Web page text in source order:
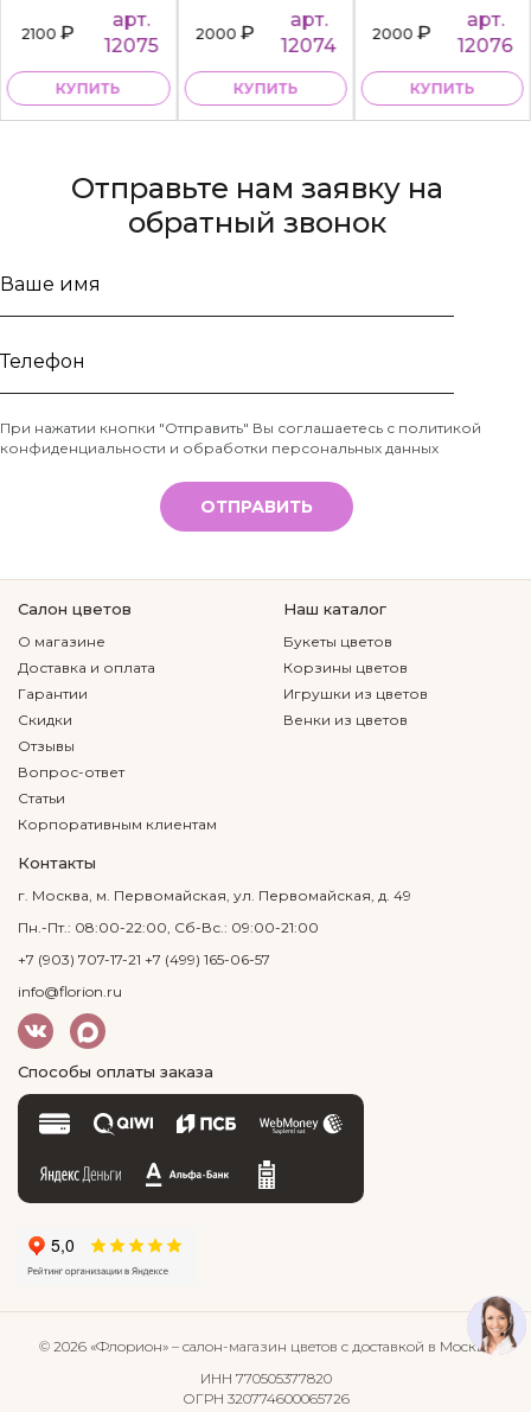
2100₽
арт.
12075
КУПИТЬ
2000₽
арт.
12074
КУПИТЬ
2000₽
арт.
12076
КУПИТЬ
Отправьте нам заявку на
обратный звонок
Ваше
Телефон
*
При нажатии кнопки "Отправить" Вы соглашаетесь с политикой
конфиденциальности и обработки персональных данных
ОТПРАВИТЬ
Салон цветов
О магазине
Доставка и оплата
Гарантии
Скидки
Отзывы
Вопрос-ответ
Статьи
Корпоративным клиентам
Наш каталог
Букеты цветов
Корзины цветов
Игрушки из цветов
Венки из цветов
Контакты
г. Москва, м. Первомайская, ул. Первомайская, д. 49
Пн.-Пт.: 08:00-22:00, Сб-Вс.: 09:00-21:00
+7 (903) 707-17-21 +7 (499) 165-06-57
info@florion.ru
Способы оплаты заказа
© 2026 «Флорион» – салон-магазин цветов с доставкой в Москве
ИНН 770505377820
ОГРН 320774600065726